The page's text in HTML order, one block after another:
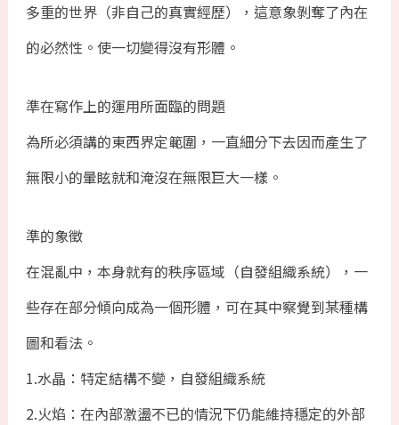
多重的世界（非自己的真實經歷），這意象剝奪了內在
的必然性。使一切變得沒有形體。
準在寫作上的運用所面臨的問題
為所必須講的東西界定範圍，一直細分下去因而產生了
無限小的暈眩就和淹沒在無限巨大一樣。
準的象徵
在混亂中，本身就有的秩序區域（自發組織系統），一
些存在部分傾向成為一個形體，可在其中察覺到某種構
圖和看法。
1.水晶：特定結構不變，自發組織系統
2.火焰：在內部激盪不已的情況下仍能維持穩定的外部